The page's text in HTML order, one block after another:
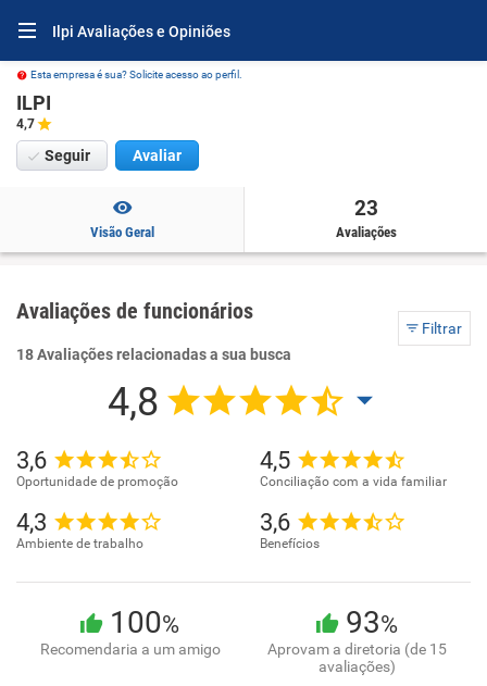
Ilpi Avaliações e Opiniões
Esta empresa é sua? Solicite acesso ao perfil.
ILPI
4,7
Seguir Avaliar
Visão Geral
23
Avaliações
Avaliações de funcionários
Filtrar
18 Avaliações relacionadas a sua busca
4,8
3,6
Oportunidade de promoção
4,5
Conciliação com a vida familiar
4,3
Ambiente de trabalho
3,6
Benefícios
100%
Recomendaria a um amigo
93%
Aprovam a diretoria (de 15
avaliações)